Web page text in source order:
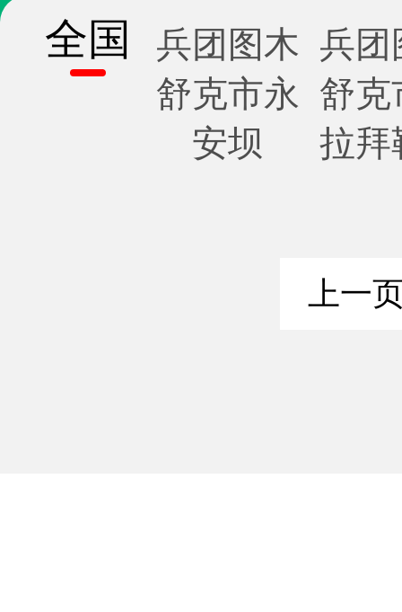
全国
兵团图木
舒克市永
安坝
兵团
舒克
拉拜
上一